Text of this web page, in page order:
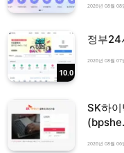
2026년 08월 08
10.0
정부24
2026년 08월 07
SK하
2026년 08월 06